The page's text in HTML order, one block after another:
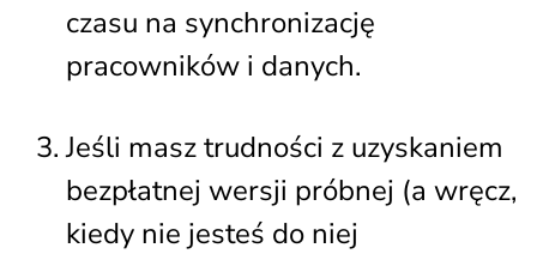
czasu na synchronizację
pracowników i danych.
Jeśli masz trudności z uzyskaniem
bezpłatnej wersji próbnej (a wręcz,
kiedy nie jesteś do niej